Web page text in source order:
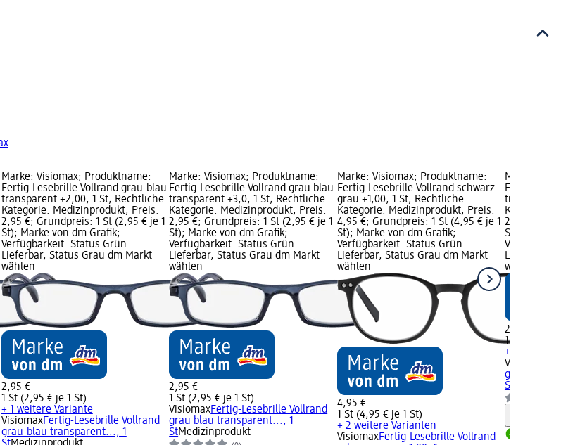
Marke: Visiomax; Produktname:
Fertig-Lesebrille Vollrand grau-blau
transparent +2,00, 1 St; Rechtliche
Kategorie: Medizinprodukt; Preis:
2,95 €; Grundpreis: 1 St (2,95 € je 1
St); Marke von dm Grafik;
Verfügbarkeit: Status Grün
Lieferbar, Status Grau dm Markt
wählen
2,95 €
1 St (2,95 € je 1 St)
+ 1 weitere Variante
VisiomaxFertig-Lesebrille Vollrand
grau-blau transparent..., 1
Marke: Visiomax; Produktname:
Fertig-Lesebrille Vollrand grau blau
transparent +3,0, 1 St; Rechtliche
Kategorie: Medizinprodukt; Preis:
2,95 €; Grundpreis: 1 St (2,95 € je 1
St); Marke von dm Grafik;
Verfügbarkeit: Status Grün
Lieferbar, Status Grau dm Markt
wählen
2,95 €
1 St (2,95 € je 1 St)
VisiomaxFertig-Lesebrille Vollrand
grau blau transparent..., 1
StMedizinprodukt
Marke: Visiomax; Produktname:
Fertig-Lesebrille Vollrand schwarz-
grau +1,00, 1 St; Rechtliche
Kategorie: Medizinprodukt; Preis:
4,95 €; Grundpreis: 1 St (4,95 € je 1
St); Marke von dm Grafik;
Verfügbarkeit: Status Grün
Lieferbar, Status Grau dm Markt
wählen
4,95 €
1 St (4,95 € je 1 St)
+ 2 weitere Varianten
VisiomaxFertig-Lesebrille Vollrand
Marke:
Fertig-
transparent
Kategorie:
2,95 €;
St); Marke
Lieferbar,
wählen
2,95 €
1 St (2,95 €
+ 1 weitere
Visiomax
grau-blau
St